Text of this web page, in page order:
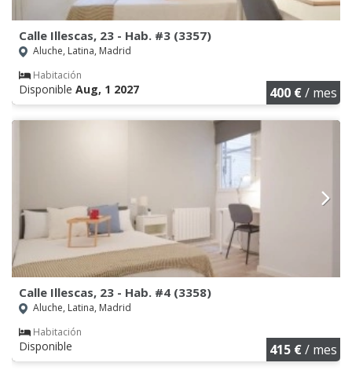
Calle Illescas, 23 - Hab. #3 (3357)
Aluche, Latina, Madrid
Habitación
Disponible Aug, 1 2027 400 €/ mes
Calle Illescas, 23 - Hab. #4 (3358)
Aluche, Latina, Madrid
Habitación
Disponible 415 €/ mes